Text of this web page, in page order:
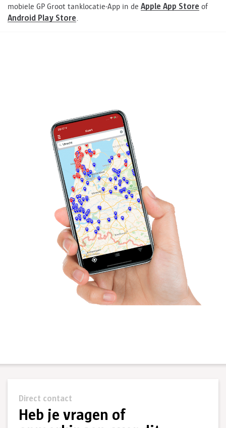
mobiele GP Groot tanklocatie-App in de Apple App Store of
Android Play Store.
Direct contact
Heb je vragen of